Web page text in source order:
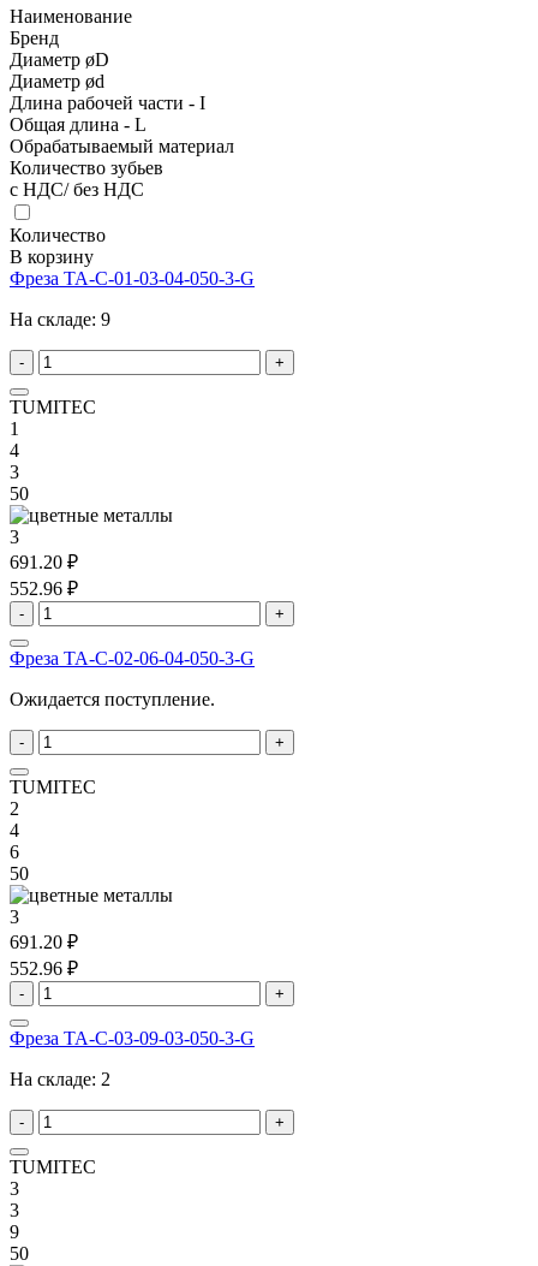
Наименование
Бренд
Диаметр øD
Диаметр ød
Длина рабочей части - I
Общая длина - L
Обрабатываемый материал
Количество зубьев
с НДС/ без НДС
Количество
В корзину
Фреза TA-C-01-03-04-050-3-G
На складе: 9
- +
TUMITEC
1
4
3
50
3
691.20 ₽
552.96 ₽
- +
Фреза TA-C-02-06-04-050-3-G
Ожидается поступление.
- +
TUMITEC
2
4
6
50
3
691.20 ₽
552.96 ₽
- +
Фреза TA-C-03-09-03-050-3-G
На складе: 2
- +
TUMITEC
3
3
9
50